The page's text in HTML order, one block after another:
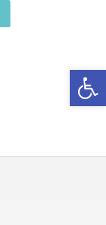
פתח סרגל נגישות